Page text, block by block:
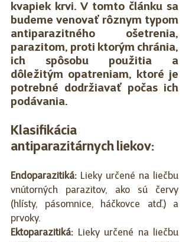
kvapiek krvi. V tomto článku sa
budeme venovať rôznym typom
antiparazitného ošetrenia,
parazitom, proti ktorým chránia,
ich spôsobu použitia a
dôležitým opatreniam, ktoré je
potrebné dodržiavať počas ich
podávania.
Klasifikácia
antiparazitárnych liekov:
Endoparazitiká: Lieky určené na liečbu
vnútorných parazitov, ako sú červy
(hlísty, pásomnice, háčkovce atď.) a
prvoky.
Ektoparazitiká:
Lieky určené na liečbu